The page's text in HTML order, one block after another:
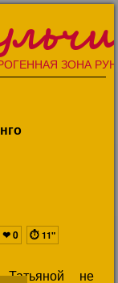
ЗОНА
не
❤0 ⏱ 11"